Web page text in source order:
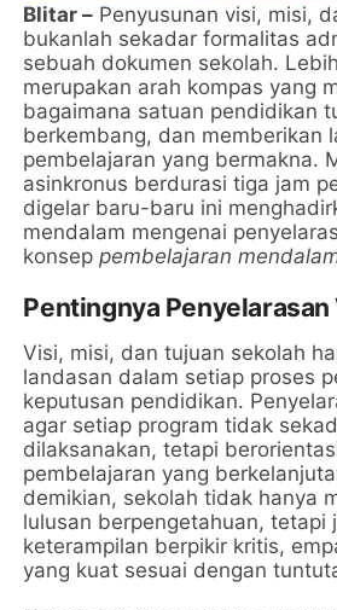
Blitar – Penyusunan visi, misi,
bukanlah sekadar formalitas
sebuah dokumen sekolah.
merupakan arah kompas yang
bagaimana satuan pendidikan
berkembang, dan memberikan
pembelajaran yang bermakna.
asinkronus berdurasi tiga jam
digelar baru-baru ini
mendalam mengenai
konseppembelajaran
Pentingnya Penyelarasan
Visi, misi, dan tujuan sekolah
landasan dalam setiap proses
keputusan pendidikan.
agar setiap program tidak
dilaksanakan, tetapi
pembelajaran yang
demikian, sekolah tidak hanya
lulusan berpengetahuan, tetapi
keterampilan berpikir kritis,
yang kuat sesuai dengan